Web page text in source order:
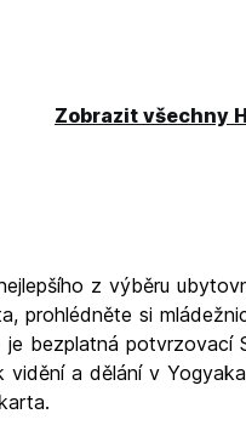
Zobrazit všechny
z výběru
prohlédněte si
bezplatná potvrzovací
a dělání v